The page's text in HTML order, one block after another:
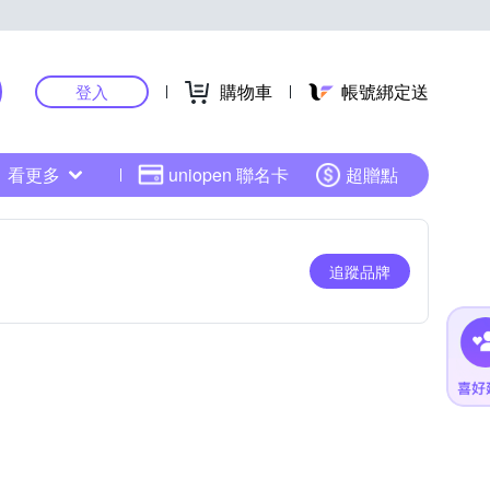
登入 購物車 帳號綁定送
看更多 uniopen 聯名卡 超贈點
追蹤品牌